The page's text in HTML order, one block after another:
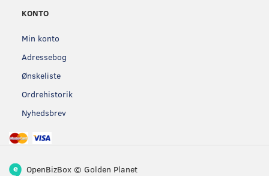
KONTO
Min konto
Adressebog
Ønskeliste
Ordrehistorik
Nyhedsbrev
OpenBizBox © Golden Planet